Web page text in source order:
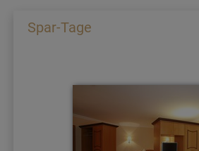
Spar-Tage